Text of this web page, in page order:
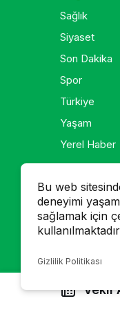
Vekil
Bu web
deneyimi
sağlamak için
Gizlilik Politikası
Sağlık
Siyaset
Son Dakika
Spor
Türkiye
Yaşam
Yerel Haber
Foto Galeri
Video Galeri